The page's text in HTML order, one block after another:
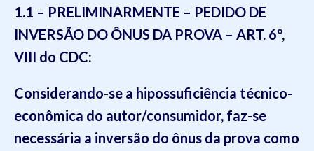
1.1 – PRELIMINARMENTE – PEDIDO DE
INVERSÃO DO ÔNUS DA PROVA – ART. 6º,
VIII do CDC:
Considerando-se a hipossuficiência técnico-
econômica do autor/consumidor, faz-se
necessária a inversão do ônus da prova como